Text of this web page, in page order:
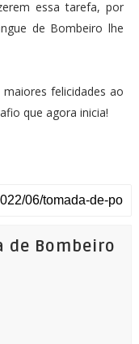
essa tarefa, por
de Bombeiro lhe
felicidades ao
que agora inicia!
de Bombeiro